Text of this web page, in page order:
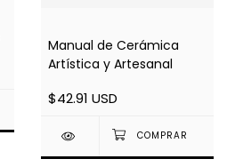
Manual de Cerámica
Artística y Artesanal
$42.91 USD